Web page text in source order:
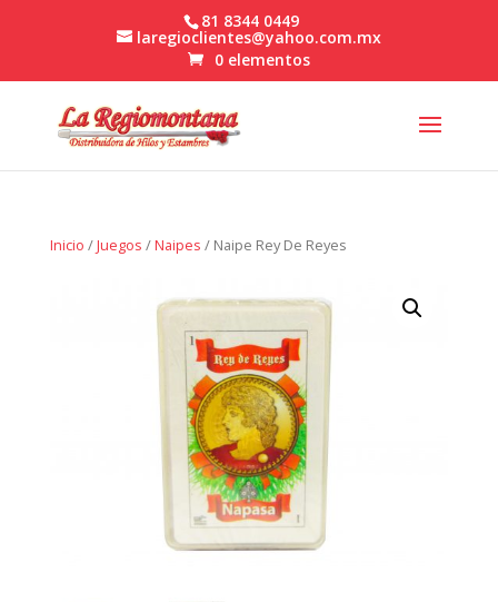
81 8344 0449
laregioclientes@yahoo.com.mx
0 elementos
Inicio /Juegos /Naipes / Naipe Rey De Reyes